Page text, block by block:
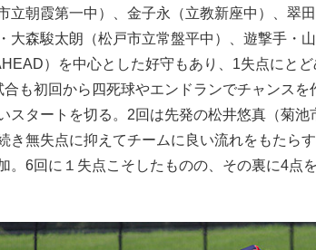
立朝霞第一中）、金子永（立教新座中）、翠
大森駿太朗（松戸市立常盤平中）、遊撃手・
）を中心とした好守もあり、1失点にとど
も初回から四死球やエンドランでチャンスを
スタートを切る。2回は先発の松井悠真（菊
き無失点に抑えてチームに良い流れをもたら
。6回に１失点こそしたものの、その裏に4点